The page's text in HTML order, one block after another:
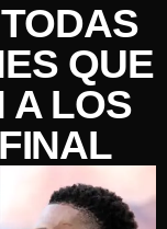
QUE
A LOS